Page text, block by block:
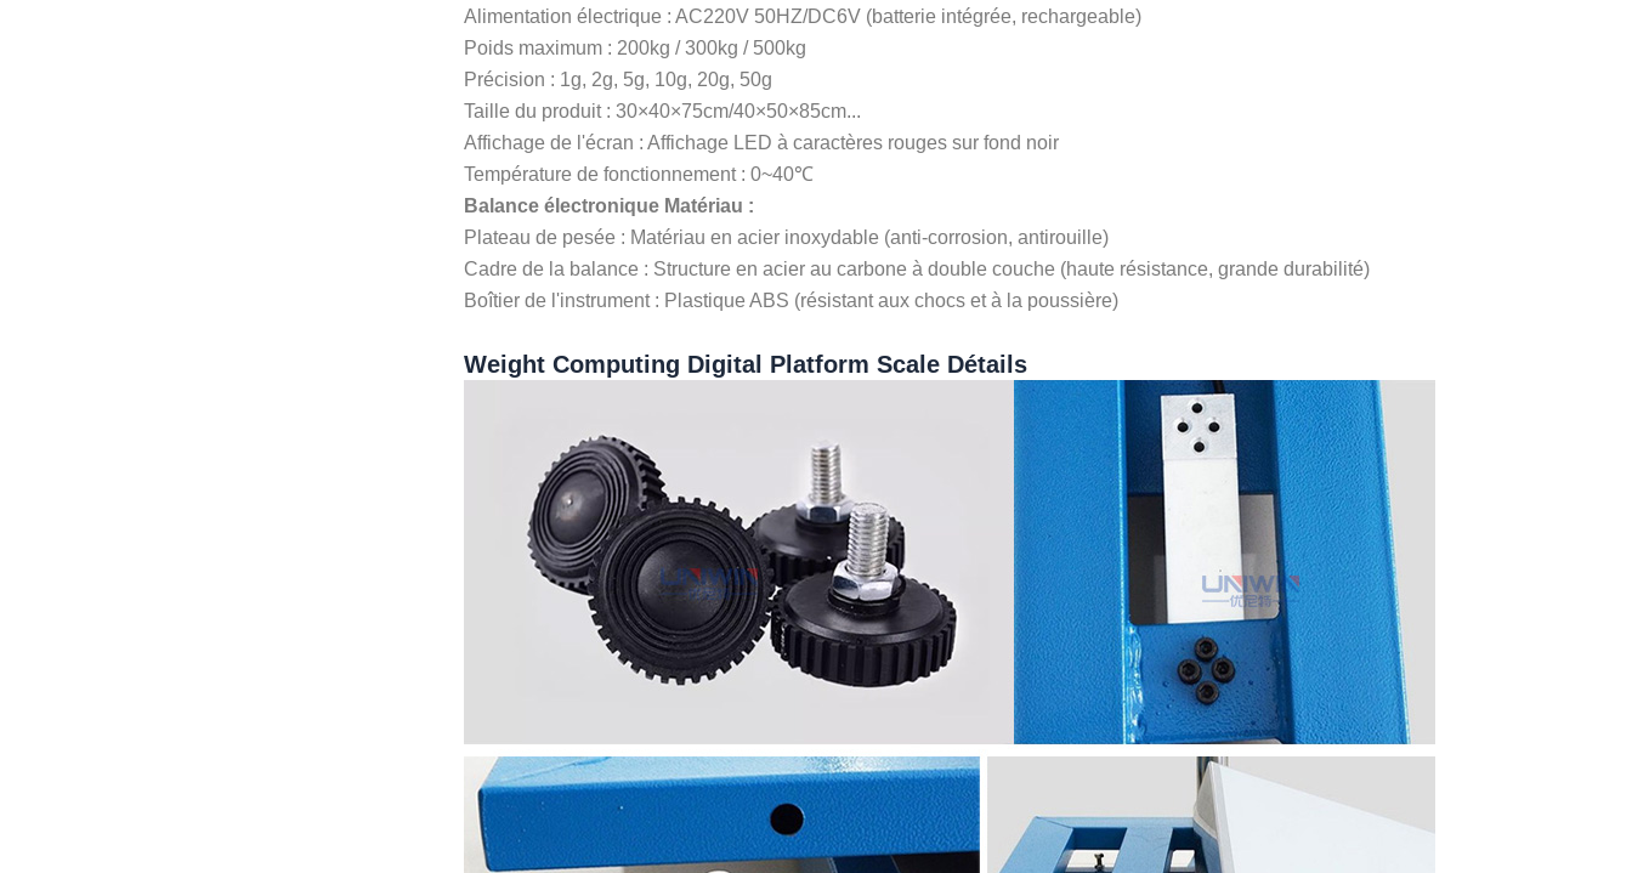
Alimentation électrique : AC220V 50HZ/DC6V (batterie intégrée, rechargeable)
Poids maximum : 200kg / 300kg / 500kg
Précision : 1g, 2g, 5g, 10g, 20g, 50g
Taille du produit : 30×40×75cm/40×50×85cm...
Affichage de l'écran : Affichage LED à caractères rouges sur fond noir
Température de fonctionnement : 0~40℃
Balance électronique Matériau :
Plateau de pesée : Matériau en acier inoxydable (anti-corrosion, antirouille)
Cadre de la balance : Structure en acier au carbone à double couche (haute résistance, grande durabilité)
Boîtier de l'instrument : Plastique ABS (résistant aux chocs et à la poussière)
Weight Computing Digital Platform Scale Détails